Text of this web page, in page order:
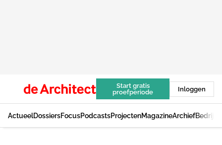
Start gratis
proefperiode
Inloggen
ActueelDossiersFocusPodcastsProjectenMagazineArchief